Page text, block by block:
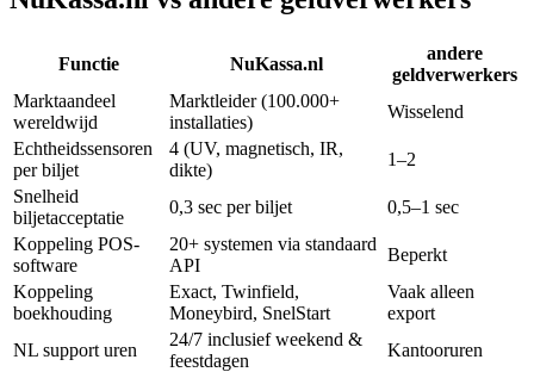
Functie NuKassa.nl
andere
geldverwerkers
Marktaandeel
wereldwijd
Marktleider (100.000+
installaties)
Wisselend
Echtheidssensoren
per biljet
4 (UV, magnetisch, IR,
dikte)
1–2
Snelheid
biljetacceptatie
0,3 sec per biljet
0,5–1 sec
Koppeling POS-
software
20+ systemen via standaard
API
Beperkt
Koppeling
boekhouding
Exact, Twinfield,
Moneybird, SnelStart
Vaak alleen
export
NL support uren
24/7 inclusief weekend &
feestdagen
Kantooruren